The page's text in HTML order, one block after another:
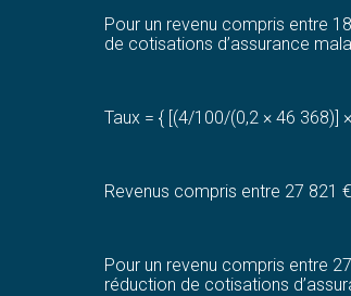
Pour un revenu compris entre
de cotisations d’assurance
Taux = { [(4/100/(0,2 × 46 368)]
Revenus compris entre 27 821
Pour un revenu compris entre
réduction de cotisations